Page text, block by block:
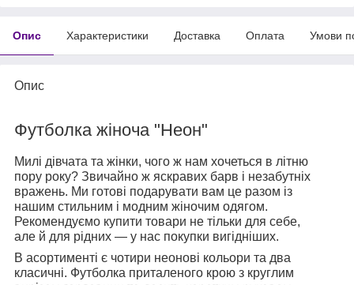
Опис Характеристики Доставка Оплата Умови
Опис
Футболка жіноча "Неон"
Милі дівчата та жінки, чого ж нам хочеться в літню
пору року? Звичайно ж яскравих барв і незабутніх
вражень. Ми готові подарувати вам це разом із
нашим стильним і модним жіночим одягом.
Рекомендуємо купити товари не тільки для себе,
але й для рідних — у нас покупки вигідніших.
В асортименті є чотири неонові кольори та два
класичні. Футболка приталеного крою з круглим